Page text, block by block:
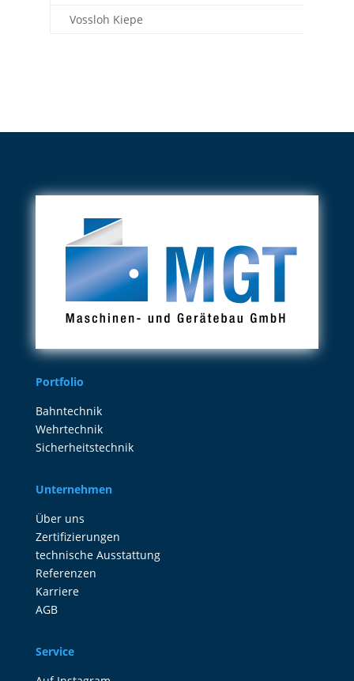
Vossloh Kiepe
Portfolio
Bahntechnik
Wehrtechnik
Sicherheitstechnik
Unternehmen
Über uns
Zertifizierungen
technische Ausstattung
Referenzen
Karriere
AGB
Service